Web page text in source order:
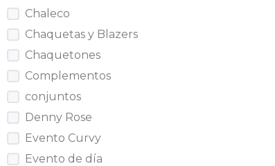
Chaleco
Chaquetas y Blazers
Chaquetones
Complementos
conjuntos
Denny Rose
Evento Curvy
Evento de día